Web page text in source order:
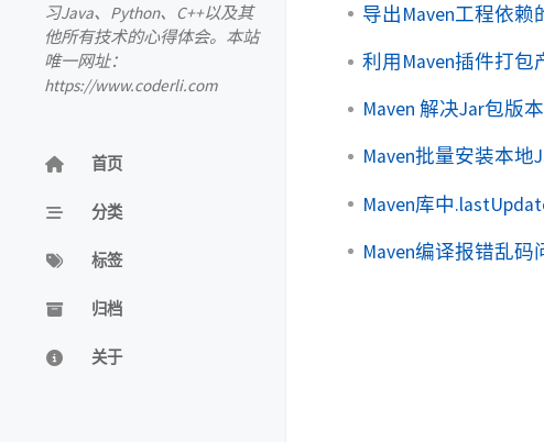
习Java、Python、C++以及其
他所有技术的心得体会。本站
唯一网址：
https://www.coderli.com
首页
分类
标签
归档
关于
导出Maven工程依赖
利用Maven插件打
Maven 解决Jar包版
Maven批量安装本地
Maven库中
Maven编译报错乱